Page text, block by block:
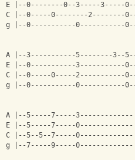
E |--0--------0--3-----3-----
C |--0-----0--------2--------
g |--0-----------0-----------
A |--3-----------5--------3--
E |--0-----------3-----------
C |--0-----0-----2-----------
g |--0-----------0-----------
A |--5-----7-----3-------------|
E |--5-----7-----0-------------|
C |--5--5--7-----0-------------|
g |--7-----9-----0-------------|